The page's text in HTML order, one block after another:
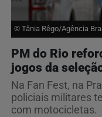
© Tânia Rêgo/Agência
PM do Rio
jogos da
Na Fan Fest, na
policiais militares
com motocicletas.